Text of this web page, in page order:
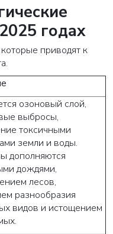
годах
приводят к
озоновый слой,
выбросы,
токсичными
земли и воды.
дополняются
дождями,
лесов,
разнообразия
видов и истощением